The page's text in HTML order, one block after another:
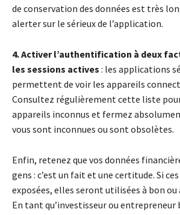
de conservation des données est très
alerter sur le sérieux de l’application.
4. Activer l’authentification à deux
les sessions actives : les applications
permettent de voir les appareils
Consultez régulièrement cette liste
appareils inconnus et fermez
vous sont inconnues ou sont obsolètes.
Enfin, retenez que vos données
gens : c’est un fait et une certitude. Si
exposées, elles seront utilisées à bon ou
En tant qu’investisseur ou